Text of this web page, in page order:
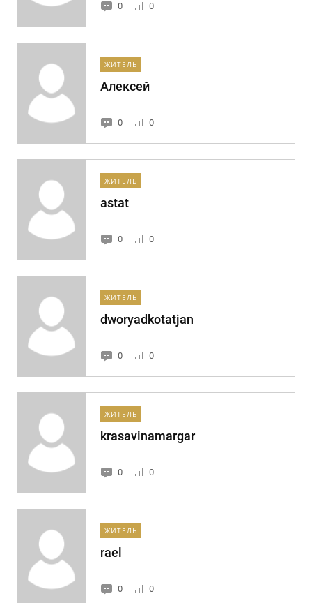
0 0
ЖИТЕЛЬ
Алексей
0 0
ЖИТЕЛЬ
astat
0 0
ЖИТЕЛЬ
dworyadkotatjan
0 0
ЖИТЕЛЬ
krasavinamargar
0 0
ЖИТЕЛЬ
rael
0 0